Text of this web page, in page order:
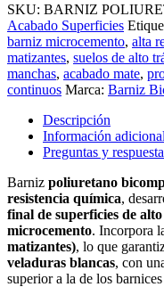
SKU: BARNIZ
Acabado Superficies
barniz microcemento, alta
matizantes, suelos de alto
manchas, acabado mate,
continuos Marca: Barniz
Descripción
Información adicional
Preguntas y
Barniz poliuretano
resistencia química,
final de superficies de
microcemento. Incorpora
matizantes), lo que
veladuras blancas, con
superior a la de los